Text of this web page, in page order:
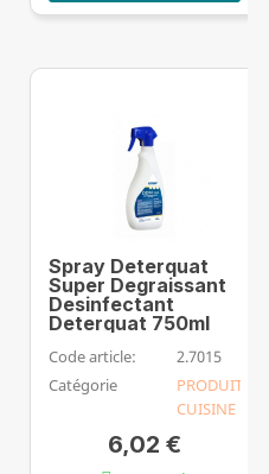
Spray Deterquat
Super Degraissant
Desinfectant
Deterquat 750ml
Code article:
2.7015
Catégorie
PRODUIT
CUISINE
6,02 €